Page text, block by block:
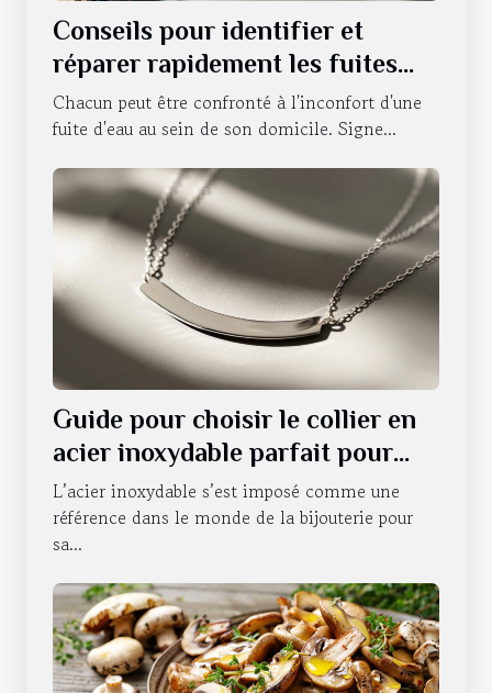
Conseils pour identifier et
réparer rapidement les fuites
d'eau
Chacun peut être confronté à l'inconfort d'une
fuite d'eau au sein de son domicile. Signe...
Guide pour choisir le collier en
acier inoxydable parfait pour
chaque occasion
L’acier inoxydable s’est imposé comme une
référence dans le monde de la bijouterie pour
sa...